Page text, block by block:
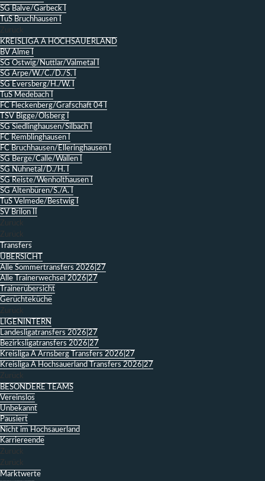
SG Balve/Garbeck I
TuS Bruchhausen I
Zurück
KREISLIGA A HOCHSAUERLAND
BV Alme I
SG Ostwig/Nuttlar/Valmetal I
SG Arpe/W./C./D./S. I
SG Eversberg/H./W. I
TuS Medebach I
FC Fleckenberg/Grafschaft 04 I
TSV Bigge/Olsberg I
SG Siedlinghausen/Silbach I
FC Remblinghausen I
FC Bruchhausen/Elleringhausen I
SG Berge/Calle/Wallen I
SG Nuhnetal/D./H. I
SG Reiste/Wenholthausen I
SG Altenbüren/S./A. I
TuS Velmede/Bestwig I
SV Brilon II
Zurück
Zurück
Transfers
ÜBERSICHT
Alle Sommertransfers 2026|27
Alle Trainerwechsel 2026|27
Trainerübersicht
Gerüchteküche
Zurück
LIGENINTERN
Landesligatransfers 2026|27
Bezirksligatransfers 2026|27
Kreisliga A Arnsberg Transfers 2026|27
Kreisliga A Hochsauerland Transfers 2026|27
Zurück
BESONDERE TEAMS
Vereinslos
Unbekannt
Pausiert
Nicht im Hochsauerland
Karriereende
Zurück
Zurück
Marktwerte